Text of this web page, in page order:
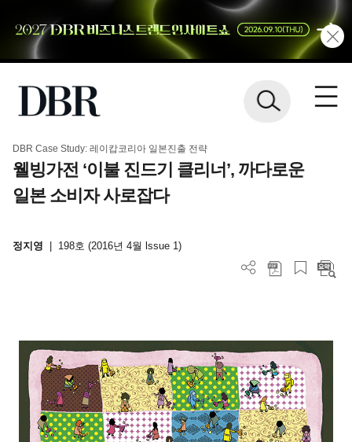
DBR Case Study: 레이캅코리아 일본진출 전략
웰빙가전 ‘이불 진드기 클리너’, 까다로운
일본 소비자 사로잡다
정지영 198호 (2016년 4월 lssue 1)